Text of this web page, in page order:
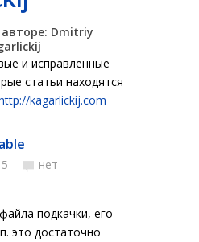
Dmitriy
и исправленные
статьи находятся
kagarlickij.com
нет
подкачки, его
это достаточно